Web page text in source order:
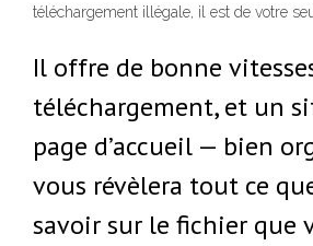
téléchargement illégale, il est de votre
Il offre de bonne
téléchargement, et un
page d’accueil — bien
vous révèlera tout ce
savoir sur le fichier que